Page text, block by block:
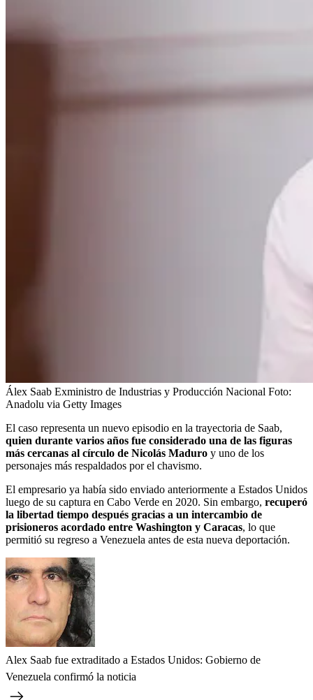
Álex Saab Exministro de Industrias y Producción Nacional Foto:
Anadolu via Getty Images
El caso representa un nuevo episodio en la trayectoria de Saab,
quien durante varios años fue considerado una de las figuras
más cercanas al círculo de Nicolás Maduro y uno de los
personajes más respaldados por el chavismo.
El empresario ya había sido enviado anteriormente a Estados Unidos
luego de su captura en Cabo Verde en 2020. Sin embargo, recuperó
la libertad tiempo después gracias a un intercambio de
prisioneros acordado entre Washington y Caracas, lo que
permitió su regreso a Venezuela antes de esta nueva deportación.
Alex Saab fue extraditado a Estados Unidos: Gobierno de
Venezuela confirmó la noticia